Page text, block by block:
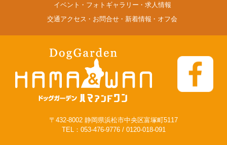
イベント フォトギャラリー
求人情報
交通アクセス
お問合せ 新着情報 オフ会
〒432-8002 静岡県浜松市中央区富塚町5117
TEL： 053-476-9776/ 0120-018-091